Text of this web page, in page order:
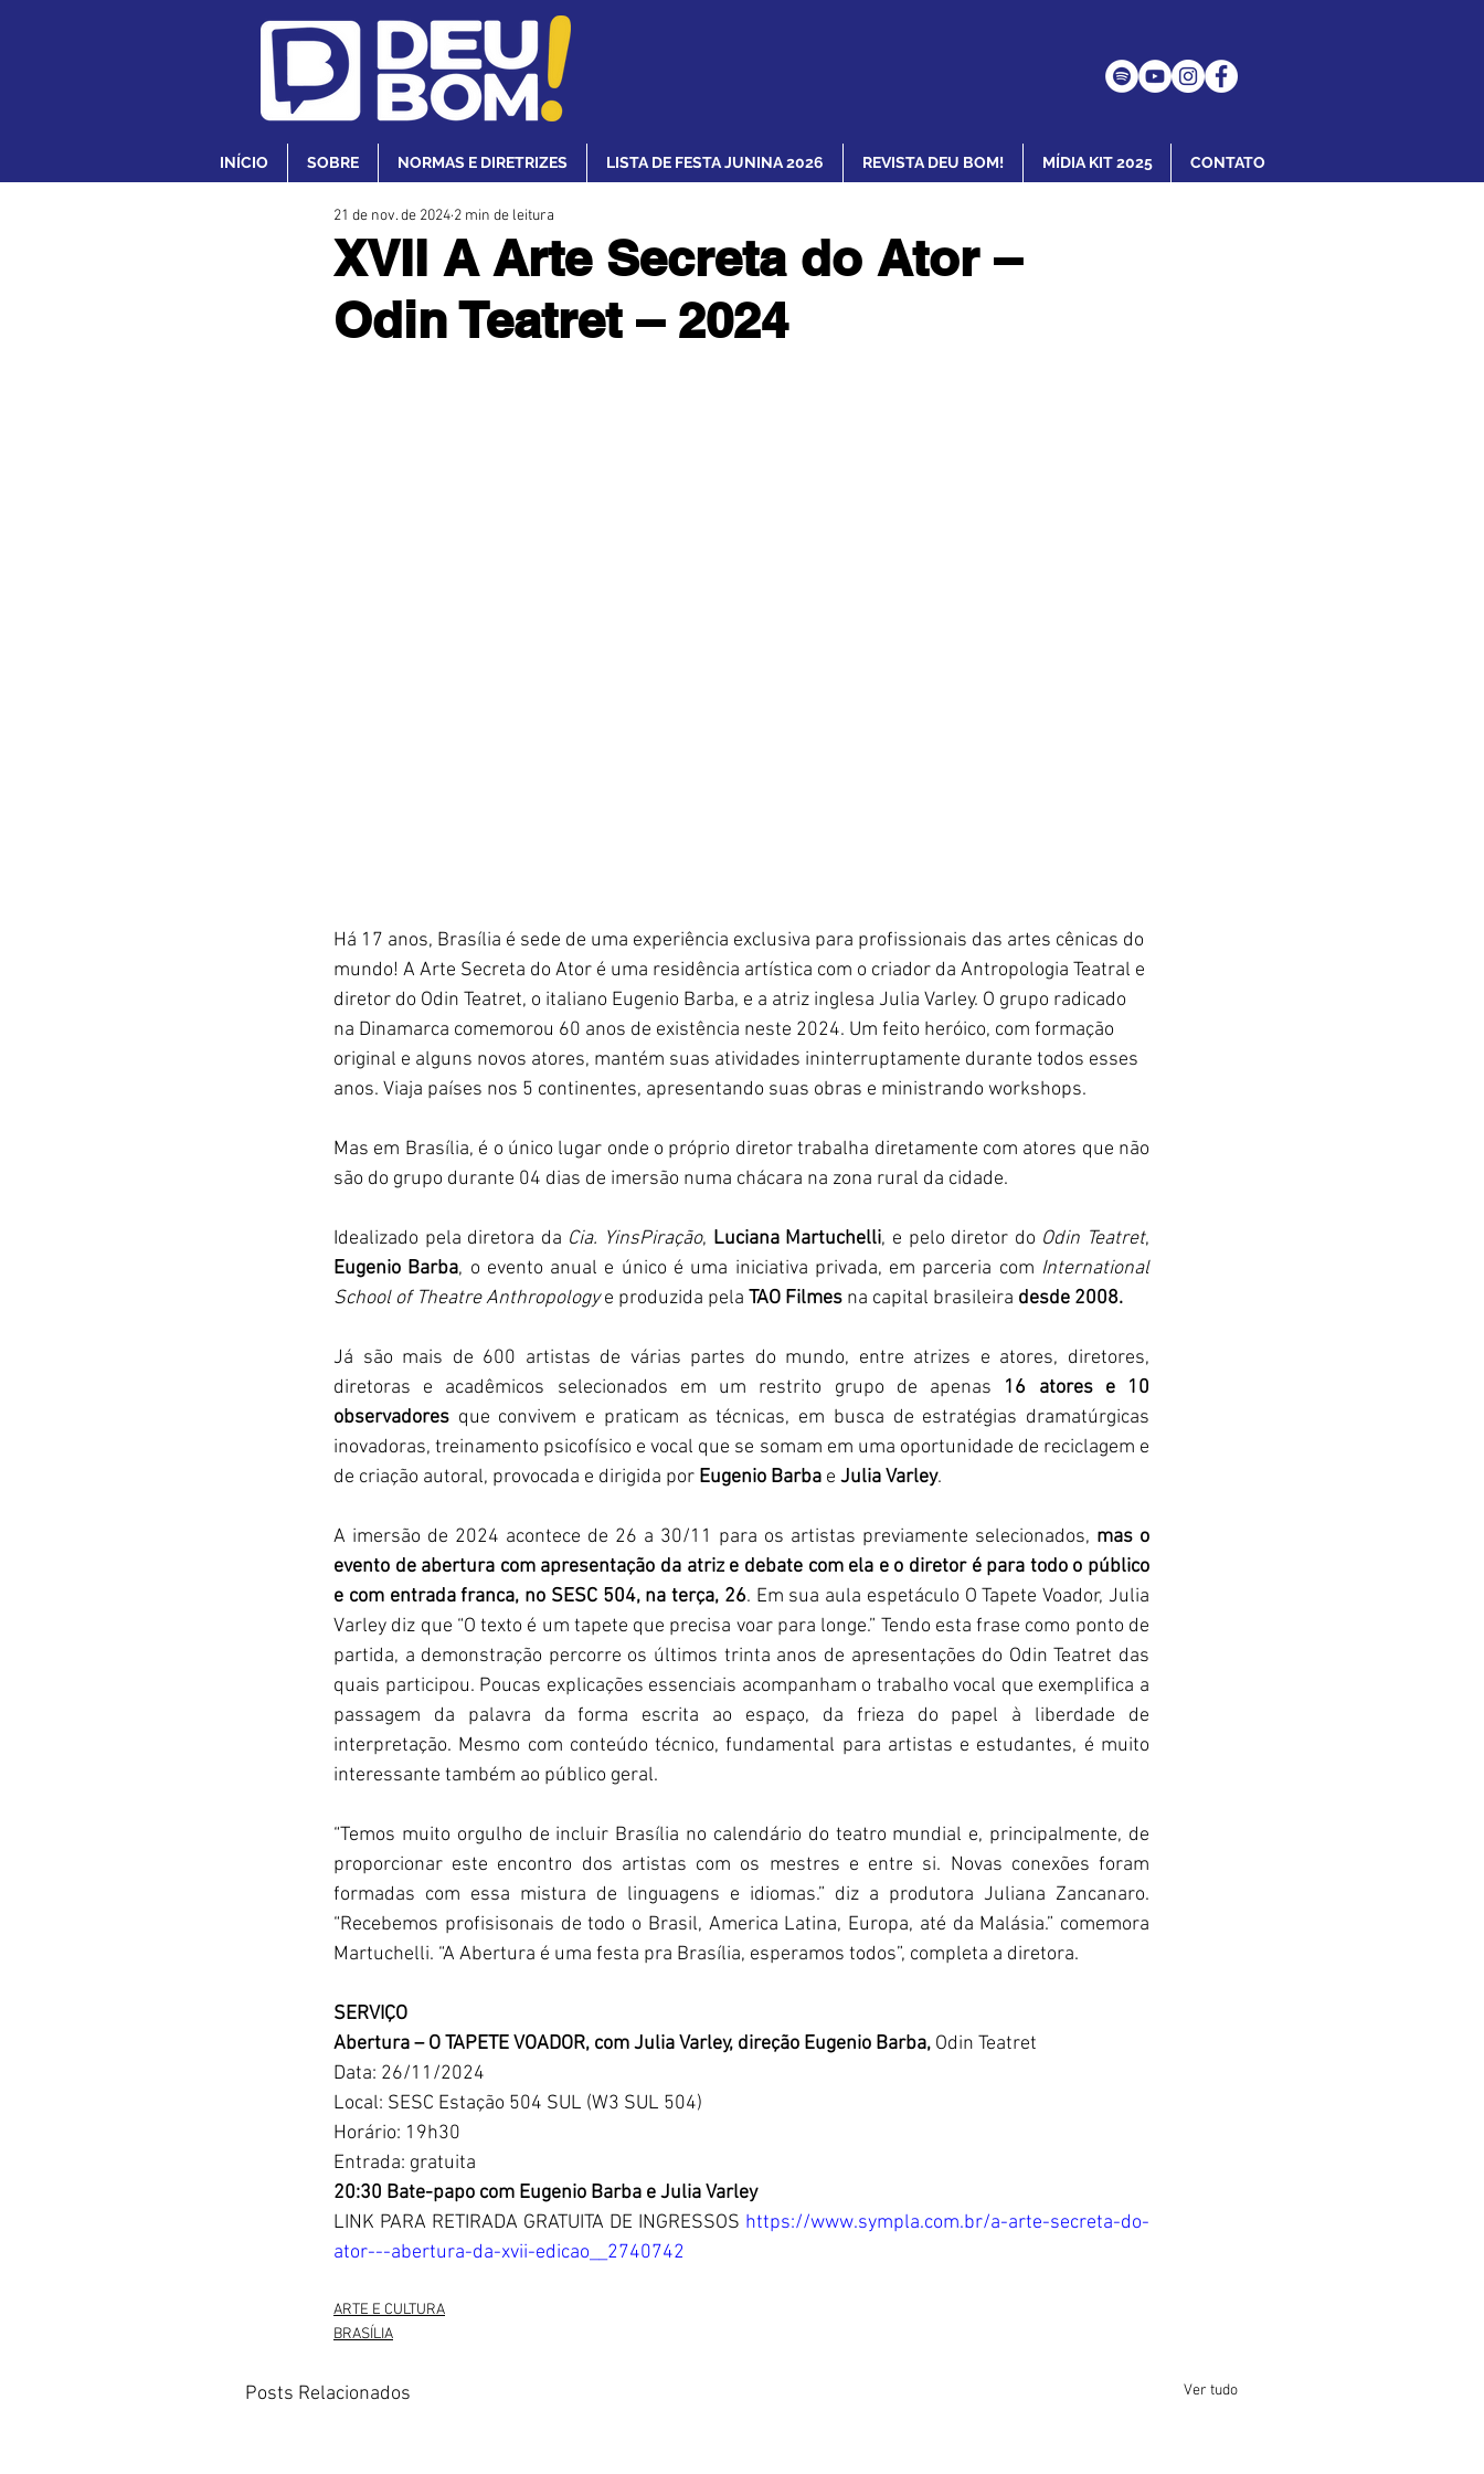
INÍCIO SOBRE NORMAS E DIRETRIZES LISTA DE FESTA JUNINA 2026 REVISTA DEU BOM! MÍDIA KIT 2025 CONTATO
XVII A Arte Secreta do Ator –
Odin Teatret – 2024
21 de nov. de 2024 2 min de leitura
Há 17 anos, Brasília é sede de uma experiência exclusiva para profissionais das artes cênicas do
mundo! A Arte Secreta do Ator é uma residência artística com o criador da Antropologia Teatral e
diretor do Odin Teatret, o italiano Eugenio Barba, e a atriz inglesa Julia Varley. O grupo radicado
na Dinamarca comemorou 60 anos de existência neste 2024. Um feito heróico, com formação
original e alguns novos atores, mantém suas atividades ininterruptamente durante todos esses
anos. Viaja países nos 5 continentes, apresentando suas obras e ministrando workshops.
Mas em Brasília, é o único lugar onde o próprio diretor trabalha diretamente com atores que não
são do grupo durante 04 dias de imersão numa chácara na zona rural da cidade.
Idealizado pela diretora da Cia. YinsPiração, Luciana Martuchelli, e pelo diretor do Odin Teatret
Eugenio Barba, o evento anual e único é uma iniciativa privada, em parceria com International
School of Theatre Anthropology e produzida pela TAO Filmes na capital brasileira desde 2008.
Já são mais de 600 artistas de várias partes do mundo, entre atrizes e atores, diretores,
diretoras e acadêmicos selecionados em um restrito grupo de apenas 16 atores e 10
observadores que convivem e praticam as técnicas, em busca de estratégias dramatúrgicas
inovadoras, treinamento psicofísico e vocal que se somam em uma oportunidade de reciclagem e
de criação autoral, provocada e dirigida por Eugenio Barba e Julia Varley.
A imersão de 2024 acontece de 26 a 30/11 para os artistas previamente selecionados, mas o
evento de abertura com apresentação da atriz e debate com ela e o diretor é para todo o público
e com entrada franca, no SESC 504, na terça, 26. Em sua aula espetáculo O Tapete Voador, Julia
Varley diz que “O texto é um tapete que precisa voar para longe.” Tendo esta frase como ponto de
partida, a demonstração percorre os últimos trinta anos de apresentações do Odin Teatret das
quais participou. Poucas explicações essenciais acompanham o trabalho vocal que exemplifica a
passagem da palavra da forma escrita ao espaço, da frieza do papel à liberdade de
interpretação. Mesmo com conteúdo técnico, fundamental para artistas e estudantes, é muito
interessante também ao público geral.
“Temos muito orgulho de incluir Brasília no calendário do teatro mundial e, principalmente, de
proporcionar este encontro dos artistas com os mestres e entre si. Novas conexões foram
formadas com essa mistura de linguagens e idiomas.” diz a produtora Juliana Zancanaro.
“Recebemos profisisonais de todo o Brasil, America Latina, Europa, até da Malásia.” comemora
Martuchelli. “A Abertura é uma festa pra Brasília, esperamos todos”, completa a diretora.
SERVIÇO
Abertura – O TAPETE VOADOR, com Julia Varley, direção Eugenio Barba, Odin Teatret
Data: 26/11/2024
Local: SESC Estação 504 SUL (W3 SUL 504)
Horário: 19h30
Entrada: gratuita
20:30 Bate-papo com Eugenio Barba e Julia Varley
LINK PARA RETIRADA GRATUITA DE INGRESSOS https://www.sympla.com.br/a-arte-secreta-do-
ator---abertura-da-xvii-edicao__2740742
ARTE E CULTURA
BRASÍLIA
Posts Relacionados Ver tudo